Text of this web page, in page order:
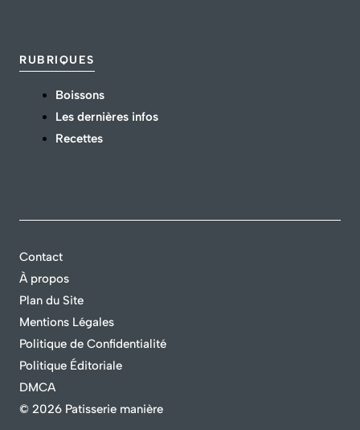
RUBRIQUES
Boissons
Les dernières infos
Recettes
© 2026 Patisserie manière
Contact
À propos
Plan du Site
Mentions Légales
Politique de Confidentialité
Politique Éditoriale
DMCA